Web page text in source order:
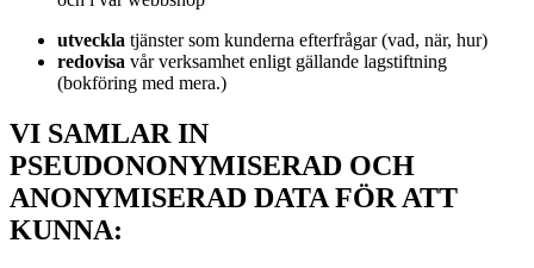
utveckla tjänster som kunderna efterfrågar (vad, när, hur)
redovisa vår verksamhet enligt gällande lagstiftning
(bokföring med mera.)
VI SAMLAR IN
PSEUDONONYMISERAD OCH
ANONYMISERAD DATA FÖR ATT
KUNNA: